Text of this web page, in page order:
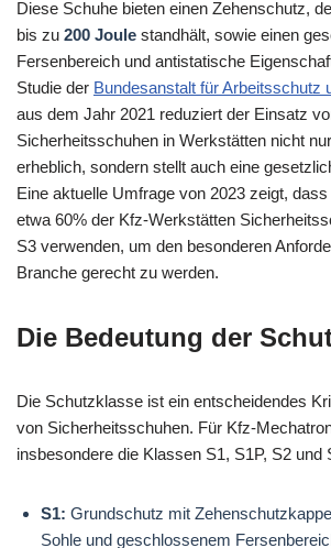
Diese Schuhe bieten einen Zehenschutz,
bis zu 200 Joule standhält, sowie einen
Fersenbereich und antistatische
Studie der Bundesanstalt für Arbeitsschutz
aus dem Jahr 2021 reduziert der Einsatz
Sicherheitsschuhen in Werkstätten nicht
erheblich, sondern stellt auch eine
Eine aktuelle Umfrage von 2023 zeigt,
etwa 60% der Kfz-Werkstätten
S3 verwenden, um den besonderen
Branche gerecht zu werden.
Die Bedeutung der
Die Schutzklasse ist ein entscheidendes
von Sicherheitsschuhen. Für Kfz-
insbesondere die Klassen S1, S1P, S2 und
S1: Grundschutz mit
Sohle und geschlossenem